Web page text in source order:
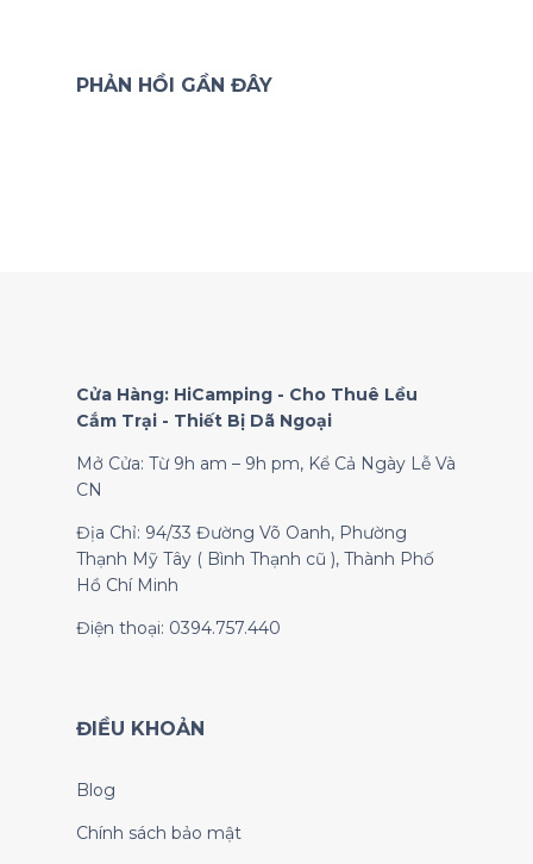
PHẢN HỒI GẦN ĐÂY
Cửa Hàng: HiCamping - Cho Thuê Lều
Cắm Trại - Thiết Bị Dã Ngoại
Mở Cửa: Từ 9h am – 9h pm, Kể Cả Ngày Lễ Và
CN
Địa Chỉ: 94/33 Đường Võ Oanh, Phường
Thạnh Mỹ Tây ( Bình Thạnh cũ ), Thành Phố
Hồ Chí Minh
Điện thoại: 0394.757.440
ĐIỀU KHOẢN
Blog
Chính sách bảo mật